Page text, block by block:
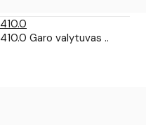
Garo valytuvas ..